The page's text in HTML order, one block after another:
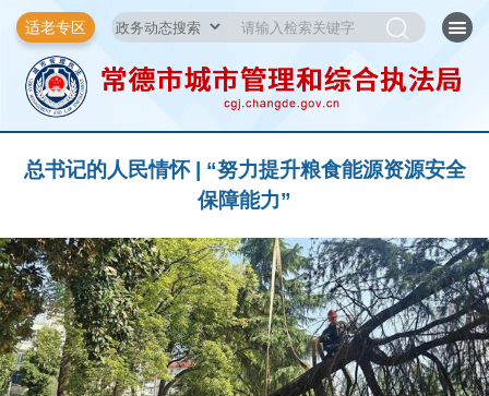
适老专区
总书记的人民情怀 | “努力提升粮食能源资源安全
保障能力”